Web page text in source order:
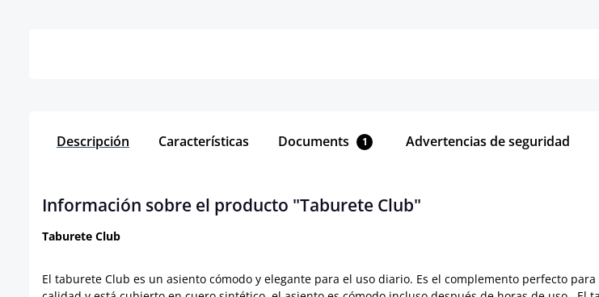
Descripción Características Documents 1 Advertencias de seguridad
Información sobre el producto "Taburete Club"
Taburete Club
El taburete Club es un asiento cómodo y elegante para el uso diario. Es el complemento perfecto